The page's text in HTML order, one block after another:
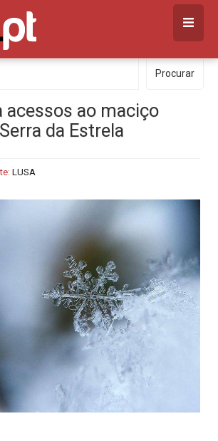
Procurar
acessos ao maciço
da Estrela
LUSA